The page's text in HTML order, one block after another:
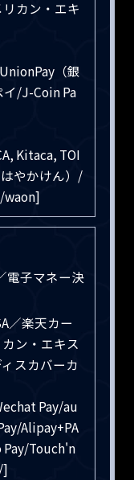
カン・エキ
（銀
/J-Coin Pa
Kitaca, TOI
はやかけん）/
waon]
電子マネー決
／楽天カー
ン・エキス
スカバーカ
Pay/au
Alipay+PA
Pay/Touch'n
]